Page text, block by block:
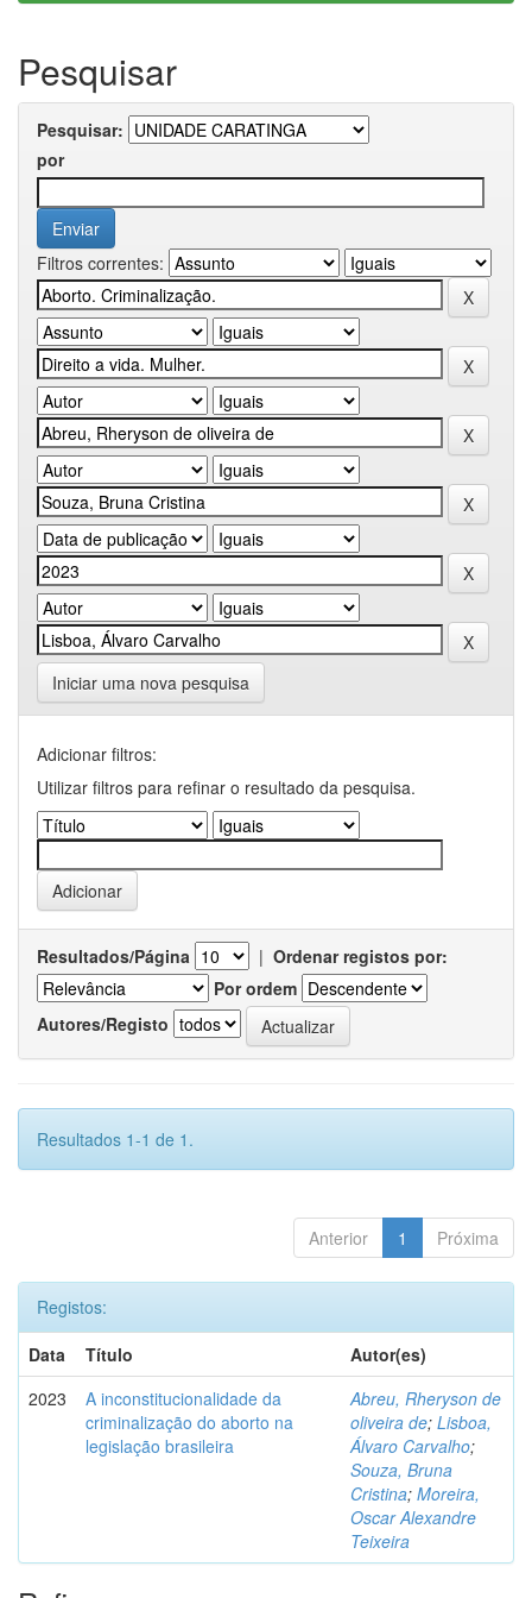
Pesquisar
Pesquisar:
por
Filtros correntes:
Iniciar uma nova pesquisa
Adicionar filtros:
Utilizar filtros para refinar o resultado da pesquisa.
Resultados/Página | Ordenar registos por:
Por ordem
Autores/Registo
Resultados 1-1 de 1.
Anterior 1 Próxima
Registos:
Data
Título
Autor(es)
2023
A inconstitucionalidade da
criminalização do aborto na
legislação brasileira
Abreu, Rheryson de
oliveira de; Lisboa,
Álvaro Carvalho;
Souza, Bruna
Cristina; Moreira,
Oscar Alexandre
Teixeira